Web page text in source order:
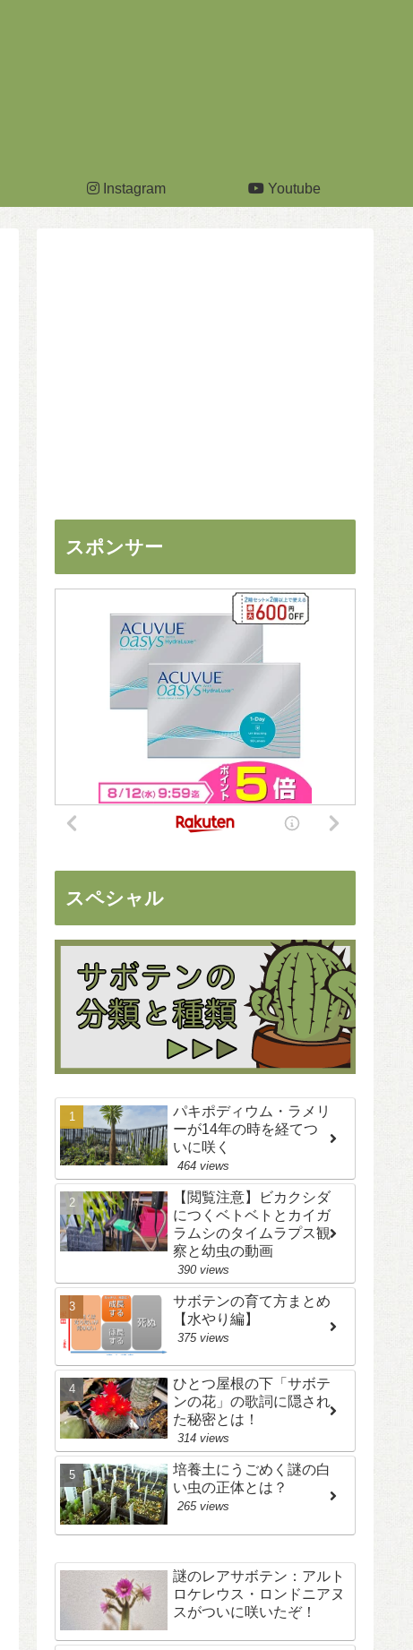
Instagram Youtube
スポンサー
スペシャル
パキポディウム・ラメリ
ーが14年の時を経てつ
いに咲く
464 views
【閲覧注意】ビカクシダ
につくベトベトとカイガ
ラムシのタイムラプス観
察と幼虫の動画
390 views
サボテンの育て方まとめ
【水やり編】
375 views
ひとつ屋根の下「サボテ
ンの花」の歌詞に隠され
た秘密とは！
314 views
培養土にうごめく謎の白
い虫の正体とは？
265 views
謎のレアサボテン：アルト
ロケレウス・ロンドニアヌ
スがついに咲いたぞ！